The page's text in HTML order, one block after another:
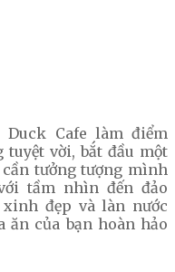
Cafe làm điểm
tuyệt vời, bắt đầu một
tưởng tượng mình
tầm nhìn đến đảo
đẹp và làn nước
ăn của bạn hoàn hảo